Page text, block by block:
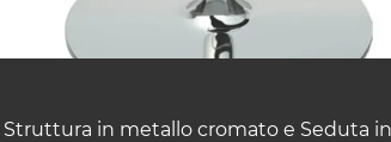
Struttura in metallo cromato e Seduta